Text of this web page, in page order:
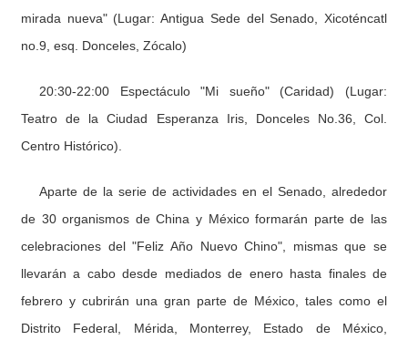
mirada nueva" (Lugar: Antigua Sede del Senado, Xicoténcatl
no.9, esq. Donceles, Zócalo)
20:30-22:00 Espectáculo "Mi sueño" (Caridad) (Lugar:
Teatro de la Ciudad Esperanza Iris, Donceles No.36, Col.
Centro Histórico).
Aparte de la serie de actividades en el Senado, alrededor
de 30 organismos de China y México formarán parte de las
celebraciones del "Feliz Año Nuevo Chino", mismas que se
llevarán a cabo desde mediados de enero hasta finales de
febrero y cubrirán una gran parte de México, tales como el
Distrito Federal, Mérida, Monterrey, Estado de México,